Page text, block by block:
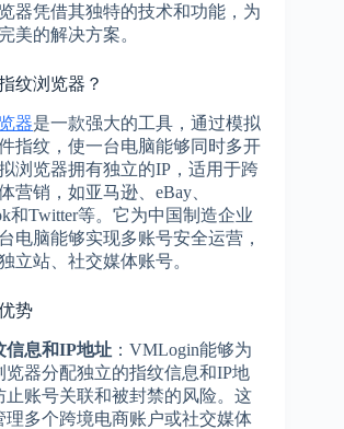
器凭借其独特的技术和功能，为
美的解决方案。
纹浏览器？
器是一款强大的工具，通过模拟
指纹，使一台电脑能够同时多开
浏览器拥有独立的IP，适用于跨
营销，如亚马逊、eBay、
和Twitter等。它为中国制造企业
电脑能够实现多账号安全运营，
立站、社交媒体账号。
势
信息和IP地址 ：VMLogin能够为
览器分配独立的指纹信息和IP地
止账号关联和被封禁的风险。这
理多个跨境电商账户或社交媒体